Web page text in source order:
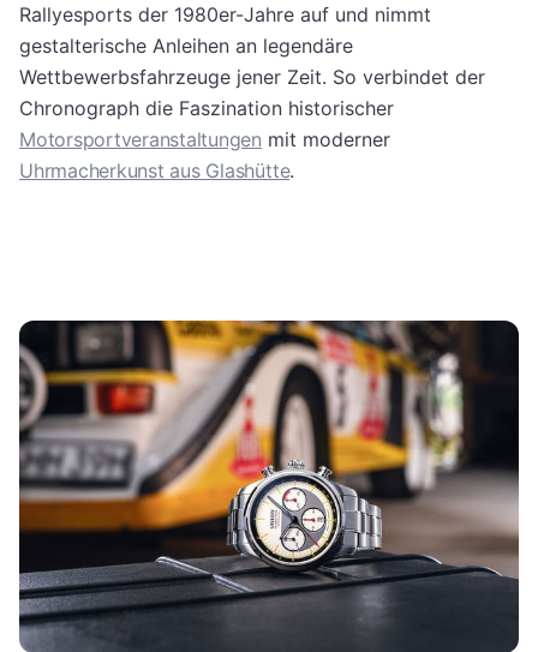
Rallyesports der 1980er-Jahre auf und nimmt
gestalterische Anleihen an legendäre
Wettbewerbsfahrzeuge jener Zeit. So verbindet der
Chronograph die Faszination historischer
Motorsportveranstaltungen mit moderner
Uhrmacherkunst aus Glashütte.